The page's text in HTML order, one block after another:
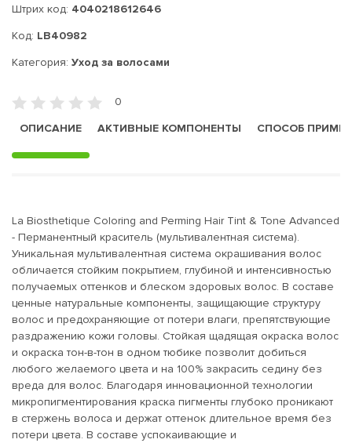
Штрих код: 4040218612646
Код: LB40982
Категория: Уход за волосами
0
ОПИСАНИЕ
АКТИВНЫЕ КОМПОНЕНТЫ СПОСОБ
La Biosthetique Coloring and Perming Hair Tint & Tone Advanced
- Перманентный краситель (мультивалентная система).
Уникальная мультивалентная система окрашивания волос
обличается стойким покрытием, глубиной и интенсивностью
получаемых оттенков и блеском здоровых волос. В составе
ценные натуральные компоненты, защищающие структуру
волос и предохраняющие от потери влаги, препятствующие
раздражению кожи головы. Стойкая щадящая окраска волос
и окраска тон-в-тон в одном тюбике позволит добиться
любого желаемого цвета и на 100% закрасить седину без
вреда для волос. Благодаря инновационной технологии
микропигментирования краска пигменты глубоко проникают
в стержень волоса и держат оттенок длительное время без
потери цвета. В составе успокаивающие и